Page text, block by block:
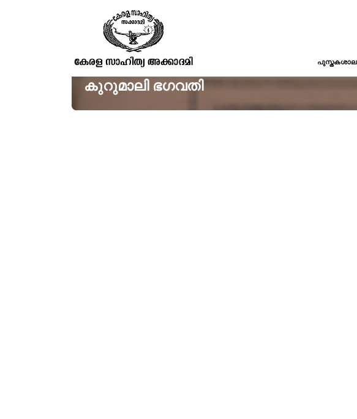
പുസ്തകശാല
കുറുമാലി ഭഗവതി